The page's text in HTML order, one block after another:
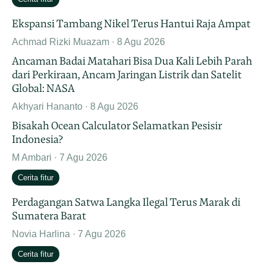
Ekspansi Tambang Nikel Terus Hantui Raja Ampat
Achmad Rizki Muazam 8 Agu 2026
Ancaman Badai Matahari Bisa Dua Kali Lebih Parah
dari Perkiraan, Ancam Jaringan Listrik dan Satelit
Global: NASA
Akhyari Hananto 8 Agu 2026
Bisakah Ocean Calculator Selamatkan Pesisir
Indonesia?
M Ambari 7 Agu 2026
Cerita fitur
Perdagangan Satwa Langka Ilegal Terus Marak di
Sumatera Barat
Novia Harlina 7 Agu 2026
Cerita fitur